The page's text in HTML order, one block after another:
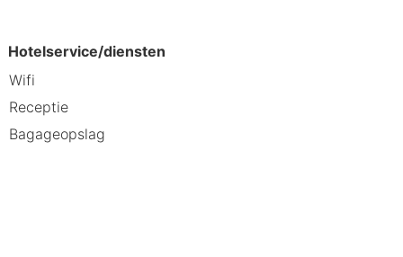
min. lopen van Skiresort
km van Achensee en op 5 km
Hotelservice/diensten
Wifi
Receptie
Bagageopslag